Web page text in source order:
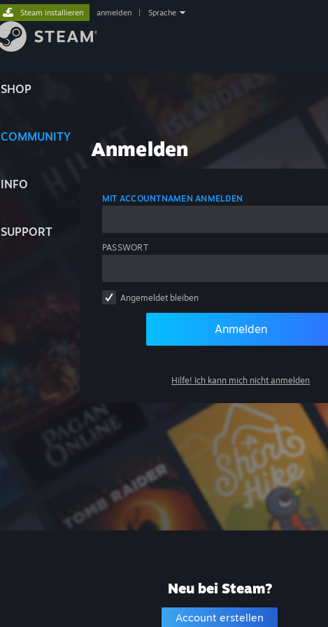
SHOP
COMMUNITY
INFO
SUPPORT
Steam installieren anmelden Sprache
Anmelden
MIT ACCOUNTNAMEN ANMELDEN
PASSWORT
Angemeldet bleiben
Anmelden
Hilfe! Ich kann mich nicht anmelden
Neu bei Steam?
Account erstellen